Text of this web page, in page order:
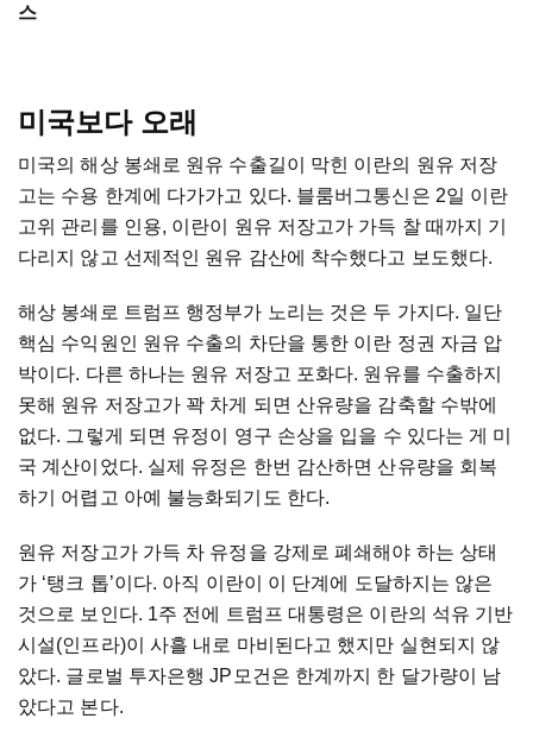
스
미국보다 오래
미국의 해상 봉쇄로 원유 수출길이 막힌 이란의 원유 저장
고는 수용 한계에 다가가고 있다. 블룸버그통신은 2일 이란
고위 관리를 인용, 이란이 원유 저장고가 가득 찰 때까지 기
다리지 않고 선제적인 원유 감산에 착수했다고 보도했다.
해상 봉쇄로 트럼프 행정부가 노리는 것은 두 가지다. 일단
핵심 수익원인 원유 수출의 차단을 통한 이란 정권 자금 압
박이다. 다른 하나는 원유 저장고 포화다. 원유를 수출하지
못해 원유 저장고가 꽉 차게 되면 산유량을 감축할 수밖에
없다. 그렇게 되면 유정이 영구 손상을 입을 수 있다는 게 미
국 계산이었다. 실제 유정은 한번 감산하면 산유량을 회복
하기 어렵고 아예 불능화되기도 한다.
원유 저장고가 가득 차 유정을 강제로 폐쇄해야 하는 상태
가 ‘탱크 톱’이다. 아직 이란이 이 단계에 도달하지는 않은
것으로 보인다. 1주 전에 트럼프 대통령은 이란의 석유 기반
시설(인프라)이 사흘 내로 마비된다고 했지만 실현되지 않
았다. 글로벌 투자은행 JP모건은 한계까지 한 달가량이 남
았다고 본다.